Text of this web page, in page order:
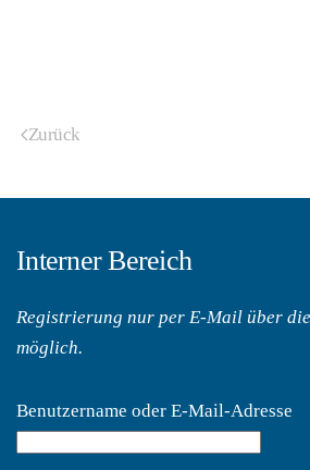
Zurück
Interner Bereich
Registrierung nur per E-Mail über
möglich.
Benutzername oder E-Mail-Adresse